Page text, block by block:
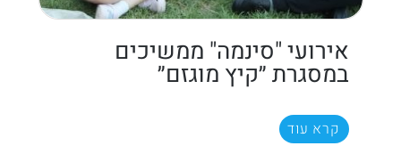
אירועי "סינמה" ממשיכים
במסגרת ״קיץ מוגזם״
קרא עוד